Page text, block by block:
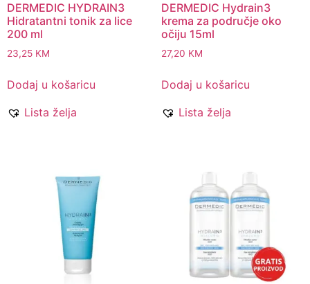
DERMEDIC HYDRAIN3
Hidratantni tonik za lice
200 ml
23,25 KM
Dodaj u košaricu
Lista želja
DERMEDIC Hydrain3
krema za područje oko
očiju 15ml
27,20 KM
Dodaj u košaricu
Lista želja